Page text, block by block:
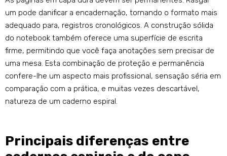
um pode danificar a encadernação, tornando o formato mais
adequado para, registros cronológicos. A construção sólida
do notebook também oferece uma superfície de escrita
firme, permitindo que você faça anotações sem precisar de
uma mesa. Esta combinação de proteção e permanência
confere-lhe um aspecto mais profissional, sensação séria em
comparação com a prática, e muitas vezes descartável,
natureza de um caderno espiral.
Principais diferenças entre